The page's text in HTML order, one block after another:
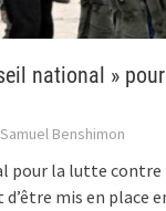
national »
Samuel Benshimon
pour la lutte
mis en place